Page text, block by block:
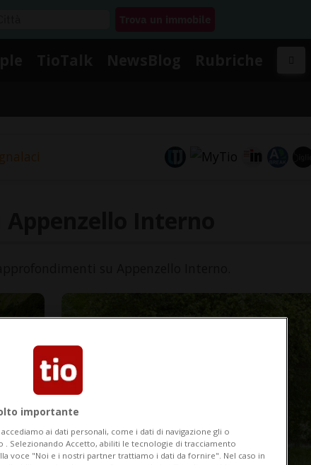
importante
ai dati personali, come i dati di navigazione gli o
Selezionando Accetto, abiliti le tecnologie di tracciamento
voce "Noi e i nostri partner trattiamo i dati da fornire". Nel caso in